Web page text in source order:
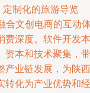
定制化的旅游导览
合文创电商的互动
费深度。软件开发本
资本和技术聚集，带
产业链发展，为陕西
转化为产业优势和经